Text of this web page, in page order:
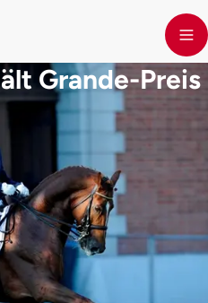
Grande-Preis